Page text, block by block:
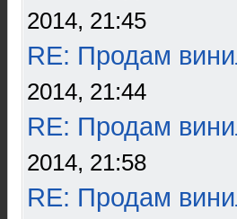
2014, 21:45
RE: Продам
2014, 21:44
RE: Продам
2014, 21:58
RE: Продам